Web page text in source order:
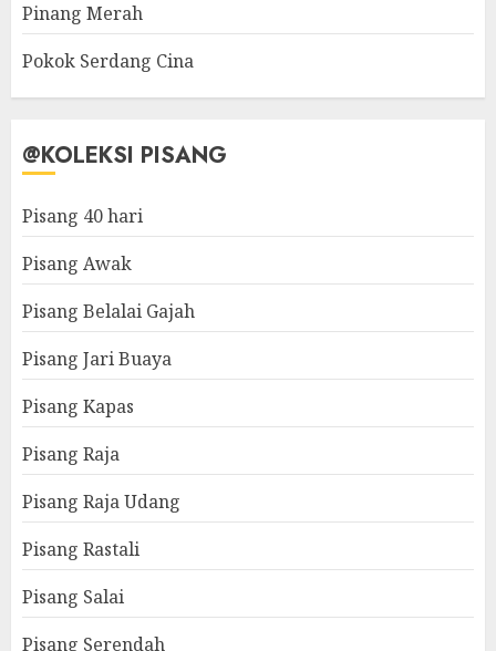
Pinang Merah
Pokok Serdang Cina
@KOLEKSI PISANG
Pisang 40 hari
Pisang Awak
Pisang Belalai Gajah
Pisang Jari Buaya
Pisang Kapas
Pisang Raja
Pisang Raja Udang
Pisang Rastali
Pisang Salai
Pisang Serendah